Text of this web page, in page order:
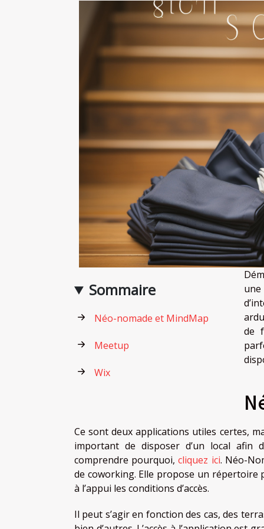
Sommaire
Néo-nomade et MindMap
Meetup
Wix
de
Ce sont deux applications utiles certes,
important de disposer d’un local afin
comprendre pourquoi,cliquez ici. Néo-
de coworking. Elle propose un répertoire
à l’appui les conditions d’accès.
Il peut s’agir en fonction des cas, des